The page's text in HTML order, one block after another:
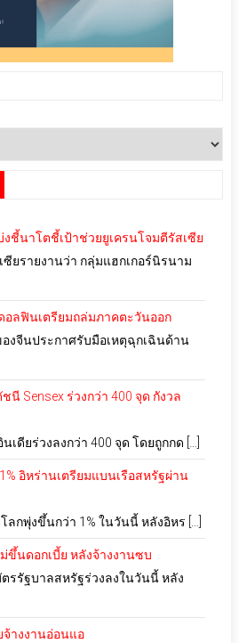
ชี้นาโตชี้เป้าช่วยยูเครนโจมตีรัสเซีย
ยรายงานว่า กลุ่มแฮกเกอร์นิรนาม
ลฟินเตรียมถล่มภาคตะวันออก
งจีนประกาศรับมือเหตุฉุกเฉินด้าน
นี Sensex ร่วงกว่า 400 จุด กังวล
ดียร่วงลงกว่า 400 จุด โดยถูกกด […]
อิหร่านเตรียมแบนเรือสหรัฐผ่าน
กพุ่งขึ้นกว่า 1% ในวันนี้ หลังอิหร […]
ขึ้นดอกเบี้ย หลังจ้างงานซบ
รรัฐบาลสหรัฐร่วงลงในวันนี้ หลัง
จ้างงานอ่อนแอ